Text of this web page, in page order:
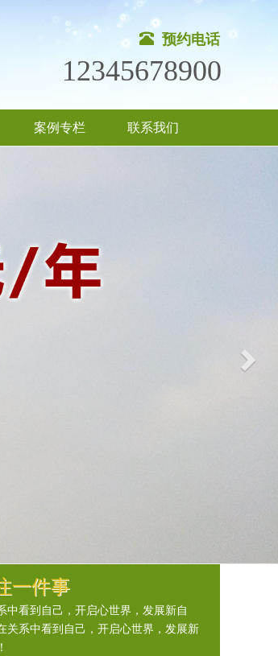
预约电话
12345678900
案例专栏 联系我们
一件事
中看到自己，开启心世界，发展新自
关系中看到自己，开启心世界，发展新